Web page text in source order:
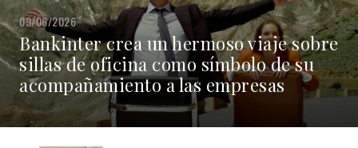
09/06/2026
Bankinter crea un hermoso viaje sobre
sillas de oficina como símbolo de su
acompañamiento a las empresas